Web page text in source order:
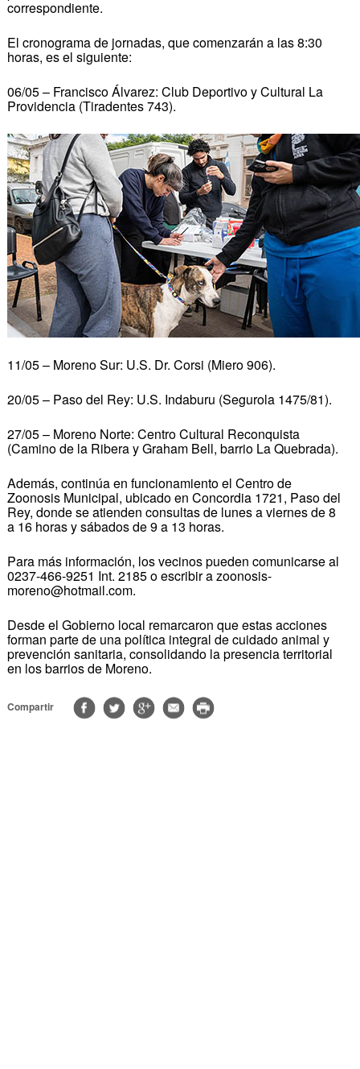
correspondiente.
El cronograma de jornadas, que comenzarán a las 8:30
horas, es el siguiente:
06/05 – Francisco Álvarez: Club Deportivo y Cultural La
Providencia (Tiradentes 743).
11/05 – Moreno Sur: U.S. Dr. Corsi (Miero 906).
20/05 – Paso del Rey: U.S. Indaburu (Segurola 1475/81).
27/05 – Moreno Norte: Centro Cultural Reconquista
(Camino de la Ribera y Graham Bell, barrio La Quebrada).
Además, continúa en funcionamiento el Centro de
Zoonosis Municipal, ubicado en Concordia 1721, Paso del
Rey, donde se atienden consultas de lunes a viernes de 8
a 16 horas y sábados de 9 a 13 horas.
Para más información, los vecinos pueden comunicarse al
0237-466-9251 Int. 2185 o escribir a zoonosis-
moreno@hotmail.com.
Desde el Gobierno local remarcaron que estas acciones
forman parte de una política integral de cuidado animal y
prevención sanitaria, consolidando la presencia territorial
en los barrios de Moreno.
Compartir